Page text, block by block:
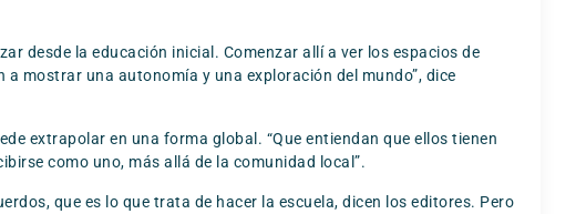
desde la educación inicial. Comenzar allí a ver los espacios de
mostrar una autonomía y una exploración del mundo”, dice
extrapolar en una forma global. “Que entiendan que ellos tienen
como uno, más allá de la comunidad local”.
que es lo que trata de hacer la escuela, dicen los editores. Pero